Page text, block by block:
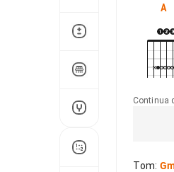
A
Continua
Tom: